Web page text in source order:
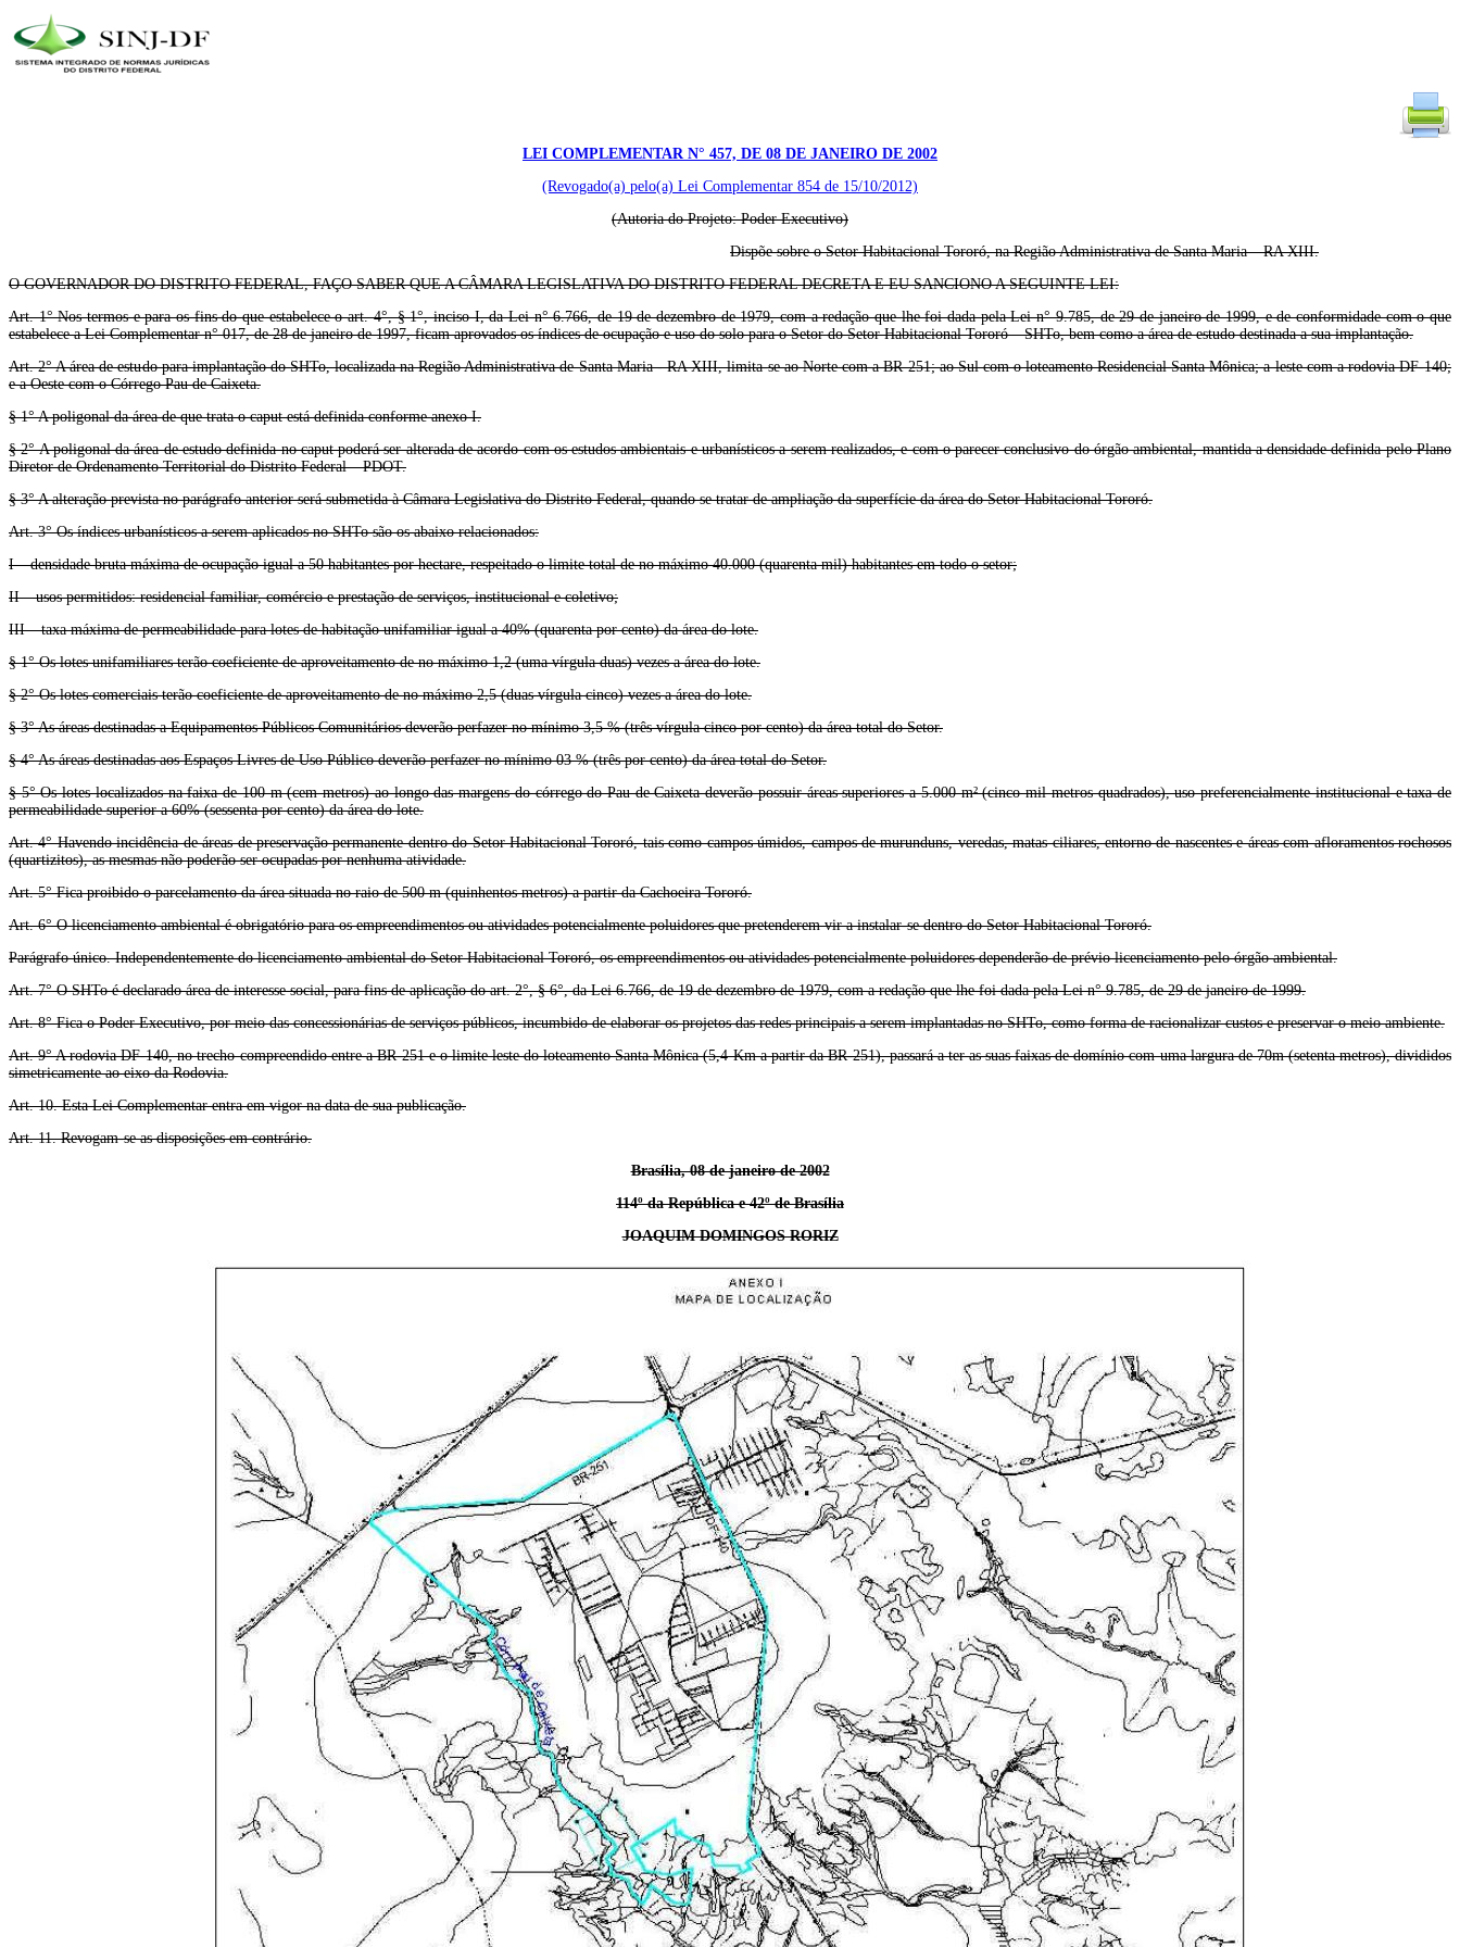
LEI COMPLEMENTAR N° 457, DE 08 DE JANEIRO DE 2002
(Revogado(a) pelo(a) Lei Complementar 854 de 15/10/2012)
(Autoria do Projeto: Poder Executivo)
Dispõe sobre o Setor Habitacional Tororó, na Região Administrativa de Santa Maria – RA XIII.
O GOVERNADOR DO DISTRITO FEDERAL, FAÇO SABER QUE A CÂMARA LEGISLATIVA DO DISTRITO FEDERAL DECRETA E EU SANCIONO A SEGUINTE LEI:
Art. 1° Nos termos e para os fins do que estabelece o art. 4°, § 1°, inciso I, da Lei n° 6.766, de 19 de dezembro de 1979, com a redação que lhe foi dada pela Lei n° 9.785, de 29 de janeiro de 1999, e de conformidade com o que
estabelece a Lei Complementar n° 017, de 28 de janeiro de 1997, ficam aprovados os índices de ocupação e uso do solo para o Setor do Setor Habitacional Tororó – SHTo, bem como a área de estudo destinada a sua implantação.
Art. 2° A área de estudo para implantação do SHTo, localizada na Região Administrativa de Santa Maria - RA XIII, limita-se ao Norte com a BR 251; ao Sul com o loteamento Residencial Santa Mônica; a leste com a rodovia DF-140;
e a Oeste com o Córrego Pau de Caixeta.
§ 1° A poligonal da área de que trata o caput está definida conforme anexo I.
§ 2° A poligonal da área de estudo definida no caput poderá ser alterada de acordo com os estudos ambientais e urbanísticos a serem realizados, e com o parecer conclusivo do órgão ambiental, mantida a densidade definida pelo Plano
Diretor de Ordenamento Territorial do Distrito Federal – PDOT.
§ 3° A alteração prevista no parágrafo anterior será submetida à Câmara Legislativa do Distrito Federal, quando se tratar de ampliação da superfície da área do Setor Habitacional Tororó.
Art. 3° Os índices urbanísticos a serem aplicados no SHTo são os abaixo relacionados:
I – densidade bruta máxima de ocupação igual a 50 habitantes por hectare, respeitado o limite total de no máximo 40.000 (quarenta mil) habitantes em todo o setor;
II – usos permitidos: residencial familiar, comércio e prestação de serviços, institucional e coletivo;
III – taxa máxima de permeabilidade para lotes de habitação unifamiliar igual a 40% (quarenta por cento) da área do lote.
§ 1° Os lotes unifamiliares terão coeficiente de aproveitamento de no máximo 1,2 (uma vírgula duas) vezes a área do lote.
§ 2° Os lotes comerciais terão coeficiente de aproveitamento de no máximo 2,5 (duas vírgula cinco) vezes a área do lote.
§ 3° As áreas destinadas a Equipamentos Públicos Comunitários deverão perfazer no mínimo 3,5 % (três vírgula cinco por cento) da área total do Setor.
§ 4° As áreas destinadas aos Espaços Livres de Uso Público deverão perfazer no mínimo 03 % (três por cento) da área total do Setor.
§ 5° Os lotes localizados na faixa de 100 m (cem metros) ao longo das margens do córrego do Pau de Caixeta deverão possuir áreas superiores a 5.000 m² (cinco mil metros quadrados), uso preferencialmente institucional e taxa de
permeabilidade superior a 60% (sessenta por cento) da área do lote.
Art. 4° Havendo incidência de áreas de preservação permanente dentro do Setor Habitacional Tororó, tais como campos úmidos, campos de murunduns, veredas, matas ciliares, entorno de nascentes e áreas com afloramentos rochosos
(quartizitos), as mesmas não poderão ser ocupadas por nenhuma atividade.
Art. 5° Fica proibido o parcelamento da área situada no raio de 500 m (quinhentos metros) a partir da Cachoeira Tororó.
Art. 6° O licenciamento ambiental é obrigatório para os empreendimentos ou atividades potencialmente poluidores que pretenderem vir a instalar-se dentro do Setor Habitacional Tororó.
Parágrafo único. Independentemente do licenciamento ambiental do Setor Habitacional Tororó, os empreendimentos ou atividades potencialmente poluidores dependerão de prévio licenciamento pelo órgão ambiental.
Art. 7° O SHTo é declarado área de interesse social, para fins de aplicação do art. 2°, § 6°, da Lei 6.766, de 19 de dezembro de 1979, com a redação que lhe foi dada pela Lei n° 9.785, de 29 de janeiro de 1999.
Art. 8° Fica o Poder Executivo, por meio das concessionárias de serviços públicos, incumbido de elaborar os projetos das redes principais a serem implantadas no SHTo, como forma de racionalizar custos e preservar o meio ambiente.
Art. 9° A rodovia DF-140, no trecho compreendido entre a BR-251 e o limite leste do loteamento Santa Mônica (5,4 Km a partir da BR-251), passará a ter as suas faixas de domínio com uma largura de 70m (setenta metros), divididos
simetricamente ao eixo da Rodovia.
Art. 10. Esta Lei Complementar entra em vigor na data de sua publicação.
Art. 11. Revogam-se as disposições em contrário.
Brasília, 08 de janeiro de 2002
114º da República e 42º de Brasília
JOAQUIM DOMINGOS RORIZ